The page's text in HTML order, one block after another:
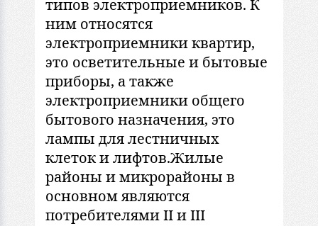
типов электроприемников. К
ним относятся
электроприемники квартир,
это осветительные и бытовые
приборы, а также
электроприемники общего
бытового назначения, это
лампы для лестничных
клеток и лифтов.Жилые
районы и микрорайоны в
основном являются
потребителями II и III